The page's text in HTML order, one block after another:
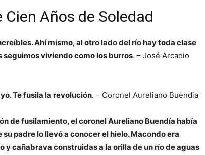
Años de Soledad
Ahí mismo, al otro lado del río hay toda clase
viviendo como los burros. – José Arcadio
Te fusila la revolución. – Coronel Aureliano Buendia
de fusilamiento, el coronel Aureliano Buendía había
padre lo llevó a conocer el hielo. Macondo era
y cañabrava construidas a la orilla de un río de aguas